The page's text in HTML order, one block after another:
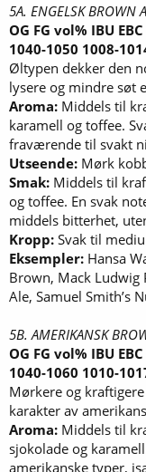
5A. ENGELSK BROWN
OG FG vol% IBU EBC
1040-1050 1008-
Øltypen dekker den
lysere og mindre søt
Aroma: Middels til
karamell og toffee.
fraværende til svakt
Utseende: Mørk
Smak: Middels til
og toffee. En svak
middels bitterhet,
Kropp: Svak til
Eksempler: Hansa
Brown, Mack Ludwig
Ale, Samuel Smith’s
5B. AMERIKANSK
OG FG vol% IBU EBC
1040-1060 1010-
Mørkere og
karakter av
Aroma: Middels til
sjokolade og
amerikanske typer,